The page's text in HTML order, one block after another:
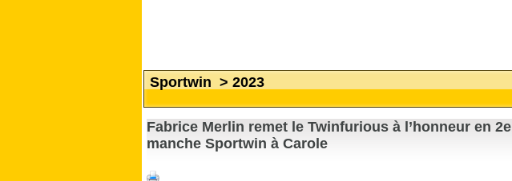
Sportwin > 2023
Fabrice Merlin remet le Twinfurious à l’honneur en 2e
manche Sportwin à Carole